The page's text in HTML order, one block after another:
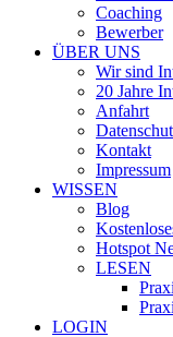
Coaching
Bewerber
ÜBER UNS
Wir sind
20 Jahre
Anfahrt
Kontakt
Impressum
WISSEN
Blog
Hotspot
LESEN
LOGIN